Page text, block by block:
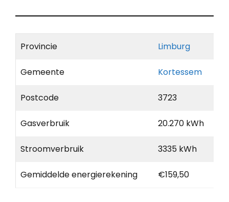
Provincie Limburg
Gemeente Kortessem
Postcode 3723
Gasverbruik 20.270 kWh
Stroomverbruik 3335 kWh
Gemiddelde energierekening €159,50